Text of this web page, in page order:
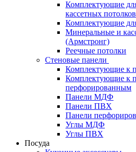
Комплектующие
кассетных
Комплектующие
Минеральные и
(Армстронг)
Реечные потолки
Стеновые панели
Комплектующие к
Комплектующие к
перфорированным
Панели МДФ
Панели ПВХ
Панели
Углы МДФ
Углы ПВХ
Посуда